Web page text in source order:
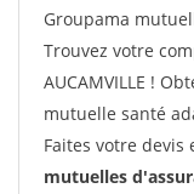
Groupama
Trouvez votre
AUCAMVILLE !
mutuelle santé
Faites votre devis
mutuelles